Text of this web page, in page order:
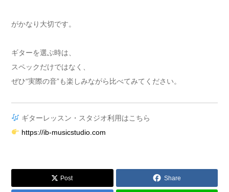
がかなり大切です。
ギターを選ぶ時は、
スペックだけではなく、
ぜひ“実際の音”も楽しみながら比べてみてください。
ギターレッスン・スタジオ利用はこちら
https://ib-musicstudio.com
Post Share